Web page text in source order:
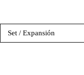
Set / Expansión